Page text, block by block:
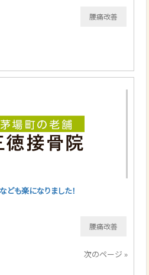
腰痛改善
ども楽になりました！
腰痛改善
次のページ »